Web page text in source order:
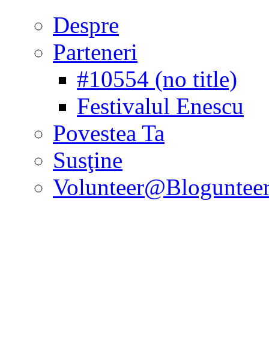
Despre
Parteneri
#10554 (no title)
Festivalul Enescu
Povestea Ta
Susţine